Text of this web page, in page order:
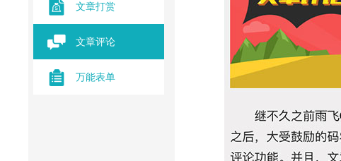
文章打赏
文章评论
万能表单